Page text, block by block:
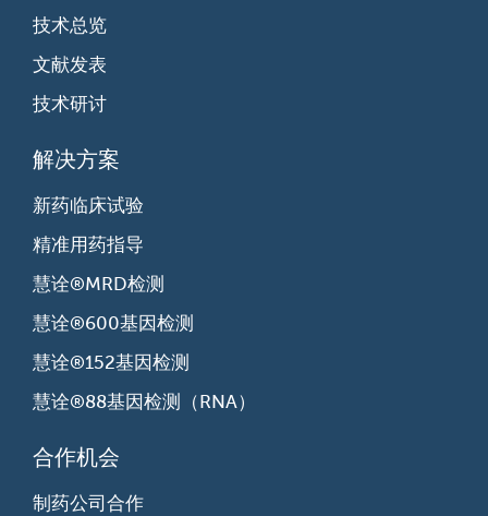
技术总览
文献发表
技术研讨
解决方案
新药临床试验
精准用药指导
慧诠®MRD检测
慧诠®600基因检测
慧诠®152基因检测
慧诠®88基因检测（RNA）
合作机会
制药公司合作